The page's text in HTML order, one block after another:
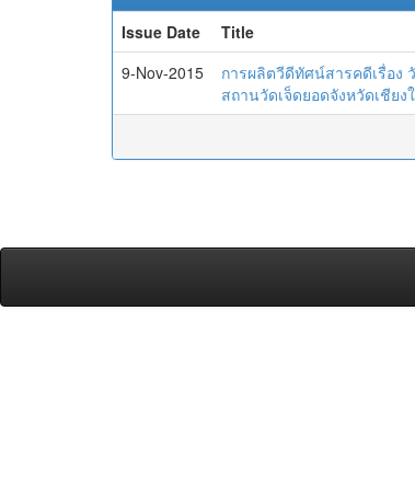
Issue Date
Title
9-Nov-2015
การผลิตวีดีทัศน์สารคดีเรื่อง
สถานวัดเจ็ดยอดจังหวัดเชียง